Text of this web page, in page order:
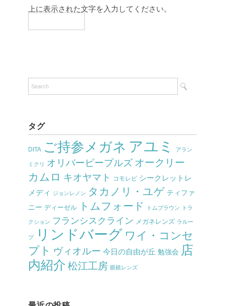
上に表示された文字を入力してください。
タグ
DITA ご持参メガネ アユミ アラン
ミクリ オリバーピープルズ オークリー
カムロ キオヤマト コモレビ シークレットレ
メディ
ジョンレノン タカノリ・ユゲ ティファ
ニー ディーゼル トムフォード トムブラウン トラ
クション フランシスクライン メガネレンズ ラルー
プ リンドバーグ ワイ・コンセ
プト ヴィオルー 今日の自由が丘 勉強会 店
内紹介 松江工房 眼鏡レンズ